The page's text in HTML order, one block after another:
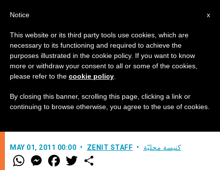
سر يوحنا بولس الثاني رجل التواصل
(2)
MAY 01, 2011 00:00 ZENIT STAFF كنيسة محليّة
W
h
M
e
F
a w
x
Notice
This website or its third party tools use cookies, which are
necessary to its functioning and required to achieve the
purposes illustrated in the cookie policy. If you want to know
more or withdraw your consent to all or some of the cookies,
please refer to the cookie policy
By closing this banner, scrolling this page, clicking a link or
continuing to browse otherwise, you agree to the use of cookies.